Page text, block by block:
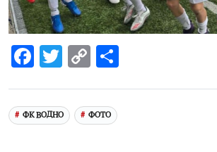
Facebook
Twitter
Copy
ФК ВОДНО ФОТО